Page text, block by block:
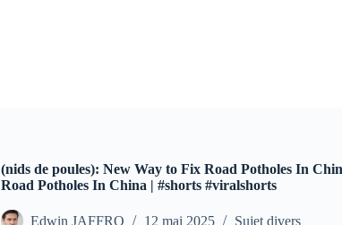
(nids de poules): New Way to Fix Road Potholes In
Road Potholes In China | #shorts #viralshorts
Edwin JAFFRO 12 mai 2025 Sujet divers